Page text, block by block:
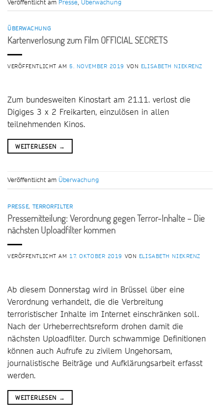
Veröffentlicht am Presse, Überwachung
ÜBERWACHUNG
Kartenverlosung zum Film OFFICIAL SECRETS
VERÖFFENTLICHT AM5. NOVEMBER 2019 VON ELISABETH NIEKRENZ
Zum bundesweiten Kinostart am 21.11. verlost die
Digiges 3 x 2 Freikarten, einzulösen in allen
teilnehmenden Kinos.
WEITERLESEN →
Veröffentlicht am Überwachung
PRESSE, TERRORFILTER
Pressemitteilung: Verordnung gegen Terror-Inhalte – Die
nächsten Uploadfilter kommen
VERÖFFENTLICHT AM 17. OKTOBER 2019 VON ELISABETH NIEKRENZ
Ab diesem Donnerstag wird in Brüssel über eine
Verordnung verhandelt, die die Verbreitung
terroristischer Inhalte im Internet einschränken soll.
Nach der Urheberrechtsreform drohen damit die
nächsten Uploadfilter. Durch schwammige Definitionen
können auch Aufrufe zu zivilem Ungehorsam,
journalistische Beiträge und Aufklärungsarbeit erfasst
werden.
WEITERLESEN →